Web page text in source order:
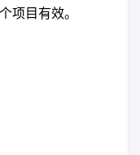
项目有效。